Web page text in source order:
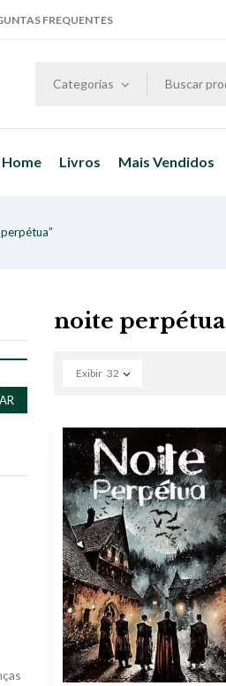
FREQUENTES
Categorias
Home Livros Mais Vendidos
noite perpétua
Exibir 32